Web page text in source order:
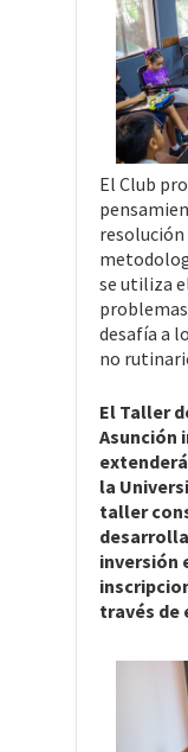
El Club
se utiliza
desafía a
no
El Taller
Asunción
la
taller
inversión
través de